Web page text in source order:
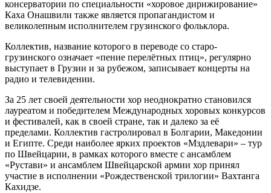
консерватории по специальности «хоровое дирижирование»
Каха Онашвили также является пропагандистом и
великолепным исполнителем грузинского фольклора.
Коллектив, название которого в переводе со старо-
грузинского означает «пение перелётных птиц», регулярно
выступает в Грузии и за рубежом, записывает концерты на
радио и телевидении.
За 25 лет своей деятельности хор неоднократно становился
лауреатом и победителем Международных хоровых конкурсов
и фестивалей, как в своей стране, так и далеко за её
пределами. Коллектив гастролировал в Болгарии, Македонии
и Египте. Среди наиболее ярких проектов «Мздлевари» – тур
по Швейцарии, в рамках которого вместе с ансамблем
«Рустави» и ансамблем Швейцарской армии хор принял
участие в исполнении «Рождественской трилогии» Вахтанга
Кахидзе.